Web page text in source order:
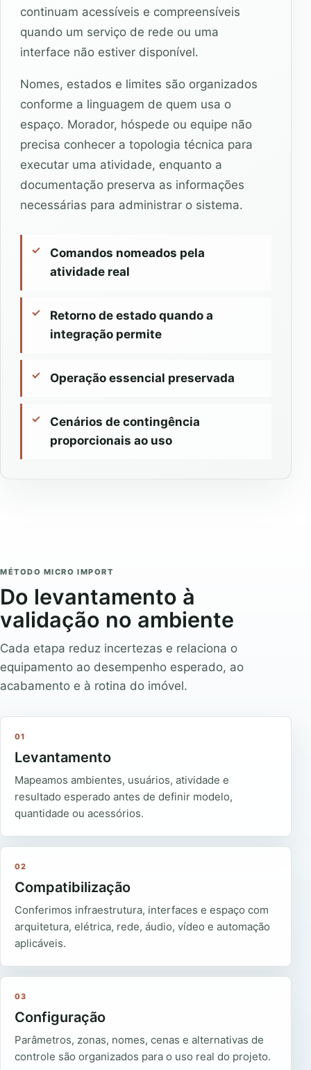
continuam acessíveis e compreensíveis
quando um serviço de rede ou uma
interface não estiver disponível.
Nomes, estados e limites são organizados
conforme a linguagem de quem usa o
espaço. Morador, hóspede ou equipe não
precisa conhecer a topologia técnica para
executar uma atividade, enquanto a
documentação preserva as informações
necessárias para administrar o sistema.
Comandos nomeados pela
atividade real
Retorno de estado quando a
integração permite
Operação essencial preservada
Cenários de contingência
proporcionais ao uso
MÉTODO MICRO IMPORT
Do levantamento à
validação no ambiente
Cada etapa reduz incertezas e relaciona o
equipamento ao desempenho esperado, ao
acabamento e à rotina do imóvel.
01
Levantamento
Mapeamos ambientes, usuários, atividade e
resultado esperado antes de definir modelo,
quantidade ou acessórios.
02
Compatibilização
Conferimos infraestrutura, interfaces e espaço com
arquitetura, elétrica, rede, áudio, vídeo e automação
aplicáveis.
03
Configuração
Parâmetros, zonas, nomes, cenas e alternativas de
controle são organizados para o uso real do projeto.